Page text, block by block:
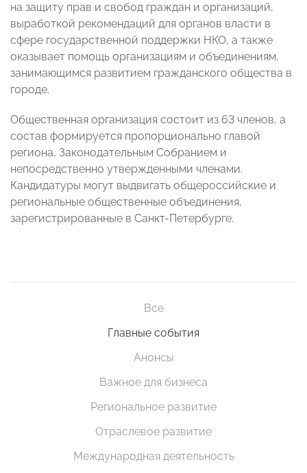
на защиту прав и свобод граждан и организаций,
выработкой рекомендаций для органов власти в
сфере государственной поддержки НКО, а также
оказывает помощь организациям и объединениям,
занимающимся развитием гражданского общества в
городе.
Общественная организация состоит из 63 членов, а
состав формируется пропорционально главой
региона, Законодательным Собранием и
непосредственно утвержденными членами.
Кандидатуры могут выдвигать общероссийские и
региональные общественные объединения,
зарегистрированные в Санкт-Петербурге.
Все
Главные события
Анонсы
Важное для бизнеса
Региональное развитие
Отраслевое развитие
Международная деятельность